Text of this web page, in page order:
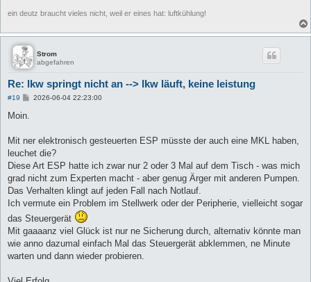
ein deutz braucht vieles nicht, weil er eines hat: luftkühlung!
Strom
abgefahren
Re: lkw springt nicht an --> lkw läuft, keine leistung
#19
B
a
2026-06-04 22:23:00
Moin.
Mit ner elektronisch gesteuerten ESP müsste der auch eine MKL haben,
leuchet die?
Diese Art ESP hatte ich zwar nur 2 oder 3 Mal auf dem Tisch - was mich
grad nicht zum Experten macht - aber genug Ärger mit anderen Pumpen.
Das Verhalten klingt auf jeden Fall nach Notlauf.
Ich vermute ein Problem im Stellwerk oder der Peripherie, vielleicht sogar
das Steuergerät
Mit gaaaanz viel Glück ist nur ne Sicherung durch, alternativ könnte man
wie anno dazumal einfach Mal das Steuergerät abklemmen, ne Minute
warten und dann wieder probieren.